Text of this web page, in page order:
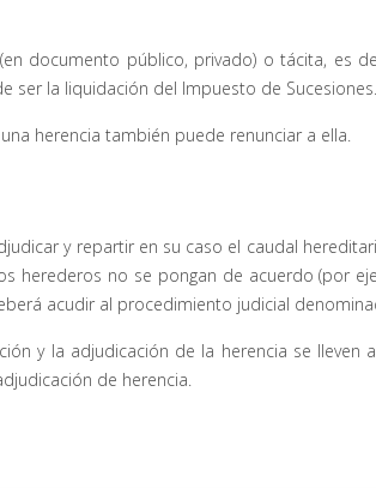
documento público, privado) o tácita, es
ser la liquidación del Impuesto de Sucesiones.
herencia también puede renunciar a ella.
y repartir en su caso el caudal
herederos no se pongan de acuerdo (por
acudir al procedimiento judicial
y la adjudicación de la herencia se lleven
de herencia.